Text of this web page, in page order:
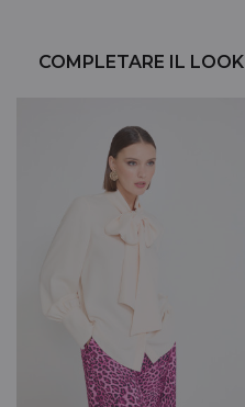
COMPLETARE IL LOOK